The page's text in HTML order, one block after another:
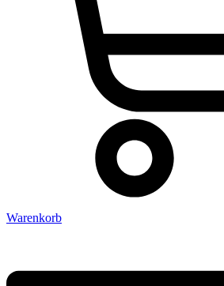
Warenkorb